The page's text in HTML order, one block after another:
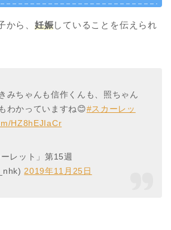
から、 妊娠していることを伝えられ
みちゃんも信作くんも、照ちゃん
わかっていますね😊#スカーレッ
HZ8hEJIaCr
レット」第15週
2019年11月25日